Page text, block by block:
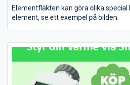
Elementfläkten kan göra olika
element, se ett exempel på bilden.